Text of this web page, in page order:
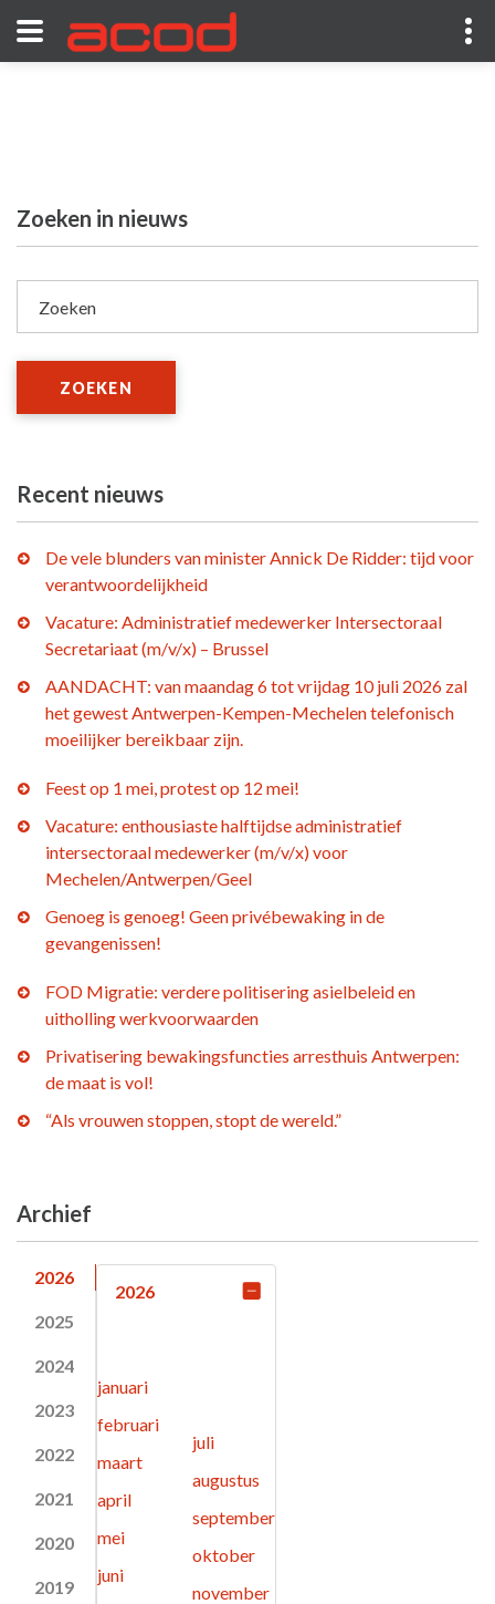
Zoeken in nieuws
Zoeken
ZOEKEN
Recent nieuws
De vele blunders van minister Annick De Ridder: tijd voor
verantwoordelijkheid
Vacature: Administratief medewerker Intersectoraal
Secretariaat (m/v/x) – Brussel
AANDACHT: van maandag 6 tot vrijdag 10 juli 2026 zal
het gewest Antwerpen-Kempen-Mechelen telefonisch
moeilijker bereikbaar zijn.
Feest op 1 mei, protest op 12 mei!
Vacature: enthousiaste halftijdse administratief
intersectoraal medewerker (m/v/x) voor
Mechelen/Antwerpen/Geel
Genoeg is genoeg! Geen privébewaking in de
gevangenissen!
FOD Migratie: verdere politisering asielbeleid en
uitholling werkvoorwaarden
Privatisering bewakingsfuncties arresthuis Antwerpen:
de maat is vol!
“Als vrouwen stoppen, stopt de wereld.”
Archief
2026
2025
2024
2023
2022
2021
2020
2019
2026
januari
februari
maart
april
mei
juni
juli
augustus
september
oktober
november